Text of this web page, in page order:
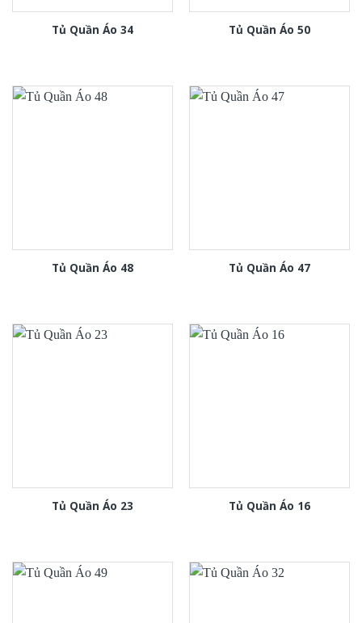
Tủ Quần Áo 34 Tủ Quần Áo 50
Tủ Quần Áo 48 Tủ Quần Áo 47
Tủ Quần Áo 23 Tủ Quần Áo 16